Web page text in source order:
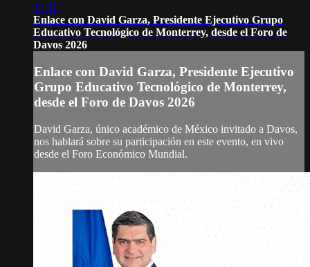
17:11
Enlace con David Garza, Presidente Ejecutivo Grupo
Educativo Tecnológico de Monterrey, desde el Foro de
Davos 2026
Enlace con David Garza, Presidente Ejecutivo
Grupo Educativo Tecnológico de Monterrey,
desde el Foro de Davos 2026
David Garza, único académico de México invitado a Davos,
nos hablará sobre su participación en este evento, en vivo
desde el Foro Económico Mundial.